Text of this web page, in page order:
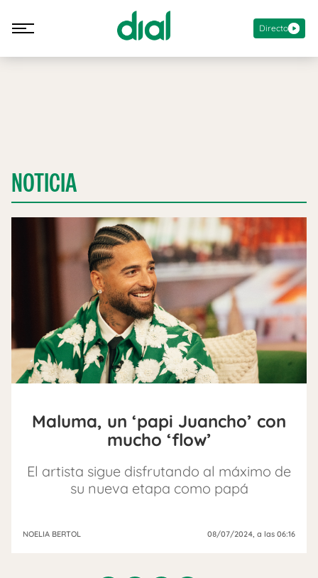
Directo
NOTICIA
Maluma, un ‘papi Juancho’ con
mucho ‘flow’
El artista sigue disfrutando al máximo de
su nueva etapa como papá
NOELIA BERTOL 08/07/2024, a las 06:16